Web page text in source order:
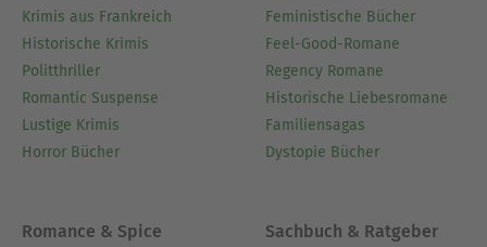
Krimis aus Frankreich
Historische Krimis
Politthriller
Romantic Suspense
Lustige Krimis
Horror Bücher
Feministische Bücher
Feel-Good-Romane
Regency Romane
Historische Liebesromane
Familiensagas
Dystopie Bücher
Romance & Spice Sachbuch & Ratgeber